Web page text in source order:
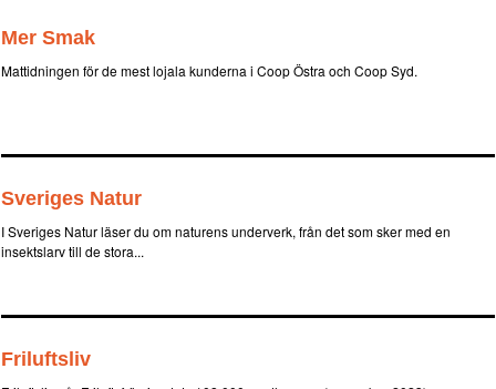
Mer Smak
Mattidningen för de mest lojala kunderna i Coop Östra och Coop Syd.
Sveriges Natur
I Sveriges Natur läser du om naturens underverk, från det som sker med en
insektslarv till de stora...
Friluftsliv